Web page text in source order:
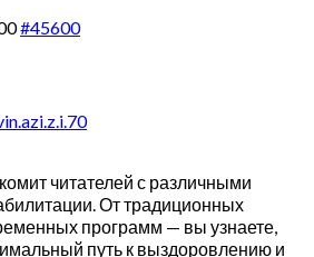
#45600
читателей с различными
От традиционных
программ — вы узнаете,
путь к выздоровлению и